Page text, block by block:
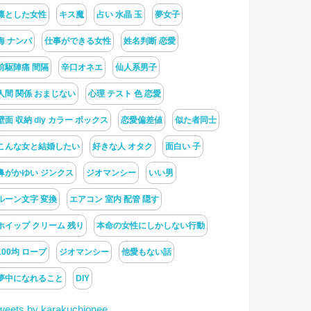
とした女性 キス魔 占い 水晶 玉 夢女子
ナンパ 仕事ができる女性 姓名判断 恋愛
駆陣痛 間隔 辛口オネエ 仙人系男子
間 関係 おまじない 心理 テスト 色 恋愛
面 収納 diy カラー ボックス 恋愛偏差値 似た者同士
んな女と結婚したい 好きな人 オタク 面白い 子
がかゆい ジンクス ジオマンシー いい男
ーン文字 変換 エアコン 室内 配管 隠す
イップ クリーム 残り 本命の女性にしかしない行動
均 ロープ ジオマンシー 他愛もない話
中になれること DIY